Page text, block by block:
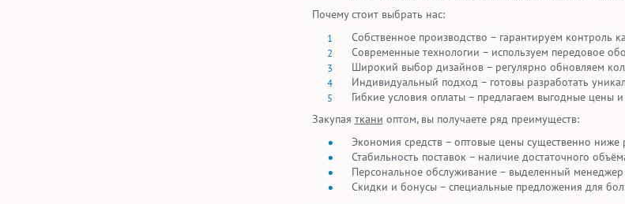
Почему стоит выбрать нас:
Собственное производство – гарантируем контроль
Современные технологии – используем передовое
Широкий выбор дизайнов – регулярно обновляем
Индивидуальный подход – готовы разработать
Гибкие условия оплаты – предлагаем выгодные цены
Закупая ткани оптом, вы получаете ряд преимуществ:
Экономия средств – оптовые цены существенно ниже
Стабильность поставок – наличие достаточного
Персональное обслуживание – выделенный
Скидки и бонусы – специальные предложения для